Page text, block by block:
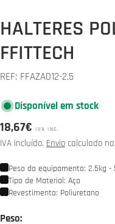
HALTERES
FFITTECH
REF: FFAZA012-2.5
Disponível em stock
Preço
normal
18,67€ IVA INC.
IVA incluído. Envio calculado
Peso do equipamento: 2.5kg -
Tipo de Material: Aço
Revestimento: Poliuretano
Peso:
Par